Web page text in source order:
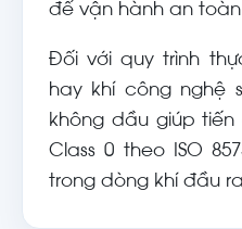
để vận hành an
Đối với quy trình
hay khí công nghệ
không dầu giúp
Class 0 theo ISO
trong dòng khí đầu